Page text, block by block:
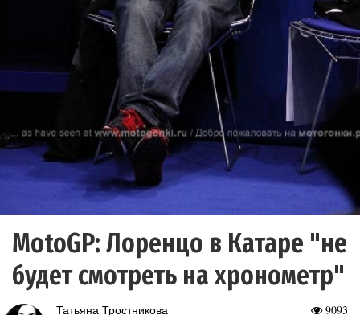
MotoGP: Лоренцо в Катаре "не
будет смотреть на хронометр"
9093
Татьяна Тростникова